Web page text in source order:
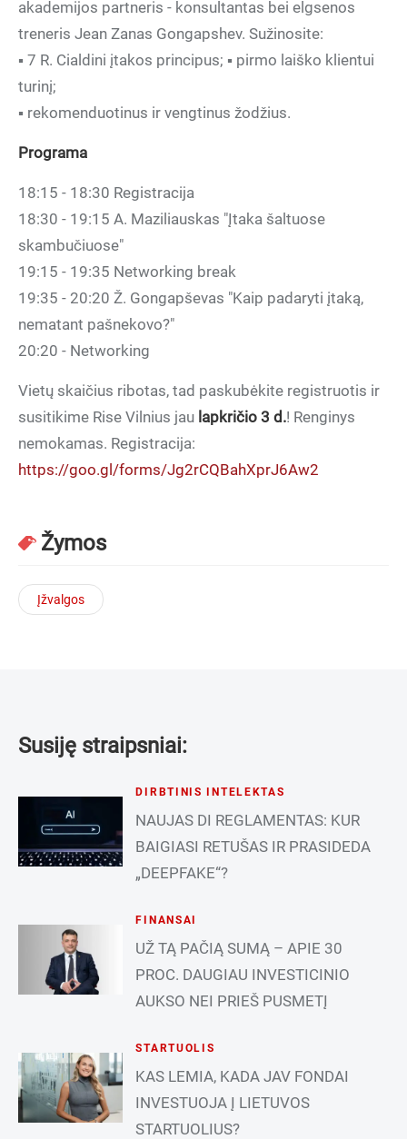
akademijos partneris - konsultantas bei elgsenos
treneris Jean Zanas Gongapshev. Sužinosite:
▪ 7 R. Cialdini įtakos principus; ▪ pirmo laiško klientui
turinį;
▪ rekomenduotinus ir vengtinus žodžius.
Programa
18:15 - 18:30 Registracija
18:30 - 19:15 A. Maziliauskas "Įtaka šaltuose
skambučiuose"
19:15 - 19:35 Networking break
19:35 - 20:20 Ž. Gongapševas "Kaip padaryti įtaką,
nematant pašnekovo?"
20:20 - Networking
Vietų skaičius ribotas, tad paskubėkite registruotis ir
susitikime Rise Vilnius jau lapkričio 3 d.! Renginys
nemokamas. Registracija:
https://goo.gl/forms/Jg2rCQBahXprJ6Aw2
Žymos
Įžvalgos
Susiję straipsniai:
DIRBTINIS INTELEKTAS
NAUJAS DI REGLAMENTAS: KUR
BAIGIASI RETUŠAS IR PRASIDEDA
„DEEPFAKE“?
FINANSAI
UŽ TĄ PAČIĄ SUMĄ – APIE 30
PROC. DAUGIAU INVESTICINIO
AUKSO NEI PRIEŠ PUSMETĮ
STARTUOLIS
KAS LEMIA, KADA JAV FONDAI
INVESTUOJA Į LIETUVOS
STARTUOLIUS?